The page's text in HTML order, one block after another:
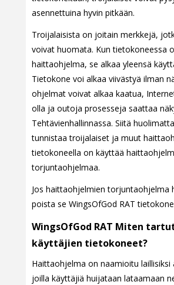
asennettuina hyvin pitkään.
Troijalaisista on joitain merkkejä,
voivat huomata. Kun tietokoneessa
haittaohjelma, se alkaa yleensä
Tietokone voi alkaa viivästyä ilman
ohjelmat voivat alkaa kaatua,
olla ja outoja prosesseja saattaa
Tehtävienhallinnassa. Siitä
tunnistaa troijalaiset ja muut
tietokoneella on käyttää
torjuntaohjelmaa.
Jos haittaohjelmien torjuntaohjelma
poista se WingsOfGod RAT
WingsOfGod RAT Miten
käyttäjien tietokoneet?
Haittaohjelma on naamioitu laillisiksi
joilla käyttäjiä huijataan lataamaan